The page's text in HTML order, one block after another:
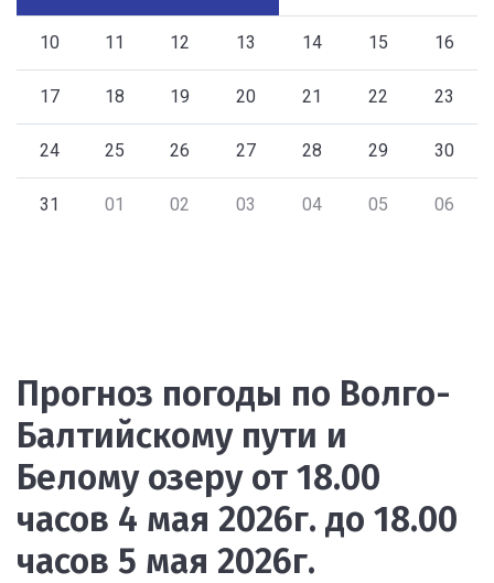
10 11 12 13 14 15 16
17 18 19 20 21 22 23
24 25 26 27 28 29 30
31 01 02 03 04 05 06
Прогноз погоды по Волго-
Балтийскому пути и
Белому озеру от 18.00
часов 4 мая 2026г. до 18.00
часов 5 мая 2026г.